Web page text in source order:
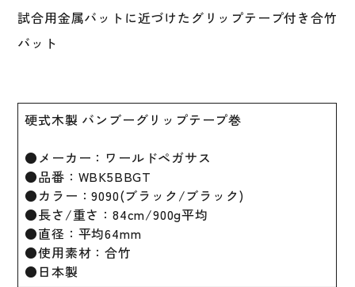
ブ
ー
グ
プ
テ
プ
巻
大
人
木
製
84cm
試合用金属バットに近づけたグリップテープ付き合竹
バット
硬式木製 バンブーグリップテープ巻
●メーカー：ワールドペガサス
●品番：WBK5BBGT
●カラー：9090(ブラック/ブラック)
●長さ/重さ：84cm/900g平均
●直径：平均64mm
●使用素材：合竹
●日本製